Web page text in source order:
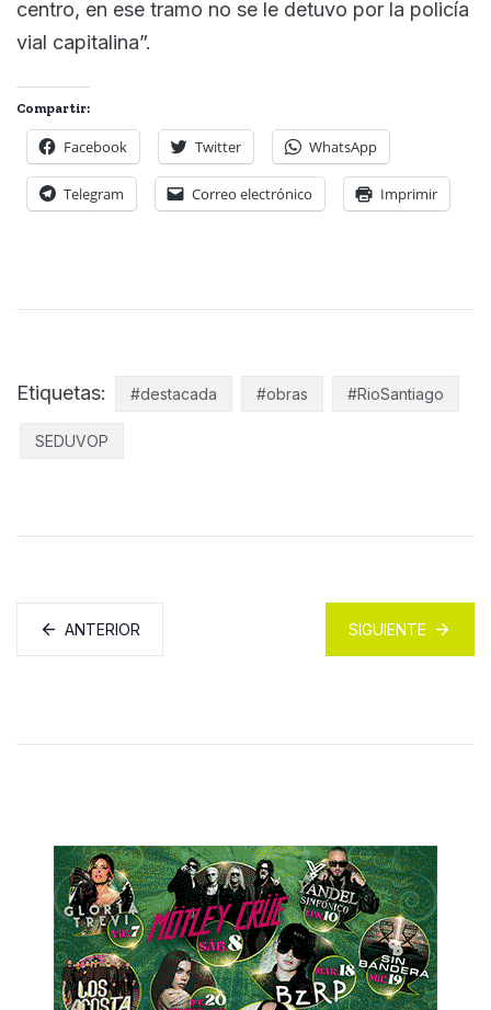
centro, en ese tramo no se le detuvo por la policía
vial capitalina”.
Compartir:
Facebook Twitter WhatsApp
Telegram Correo electrónico Imprimir
Etiquetas: #destacada #obras #RioSantiago
SEDUVOP
ANTERIOR SIGUIENTE